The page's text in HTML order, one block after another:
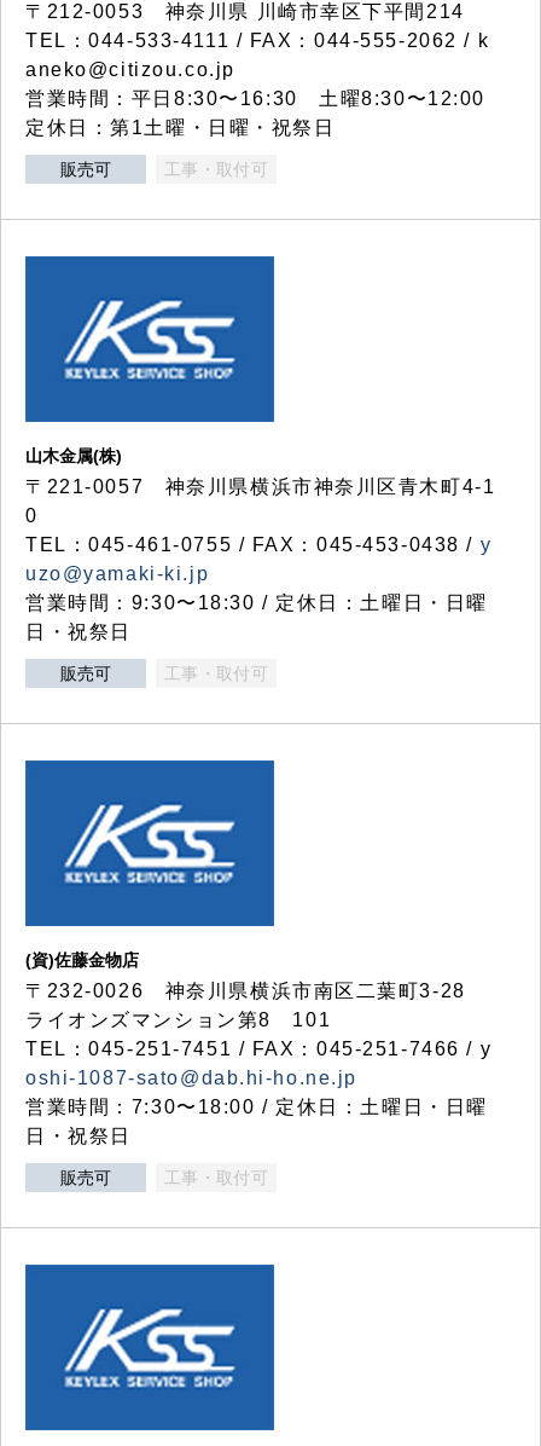
〒212-0053 神奈川県 川崎市幸区下平間214
TEL：044-533-4111 / FAX：044-555-2062 / k
aneko@citizou.co.jp
営業時間：平日8:30〜16:30 土曜8:30〜12:00
定休日：第1土曜・日曜・祝祭日
販売可 工事・取付可
山木金属(株)
〒221-0057 神奈川県横浜市神奈川区青木町4-1
0
TEL：045-461-0755 / FAX：045-453-0438 / y
uzo@yamaki-ki.jp
営業時間：9:30〜18:30 / 定休日：土曜日・日曜
日・祝祭日
販売可 工事・取付可
(資)佐藤金物店
〒232-0026 神奈川県横浜市南区二葉町3-28
ライオンズマンション第8 101
TEL：045-251-7451 / FAX：045-251-7466 / y
oshi-1087-sato@dab.hi-ho.ne.jp
営業時間：7:30〜18:00 / 定休日：土曜日・日曜
日・祝祭日
販売可 工事・取付可